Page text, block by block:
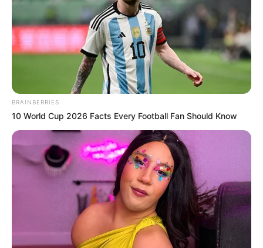
BRAINBERRIES
10 World Cup 2026 Facts Every Football Fan Should Know